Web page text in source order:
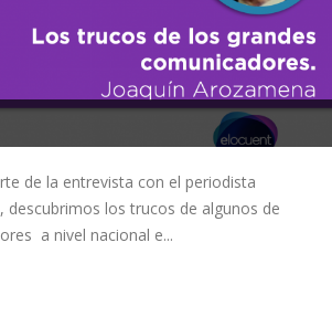
de la entrevista con el periodista
descubrimos los trucos de algunos de
a nivel nacional e...